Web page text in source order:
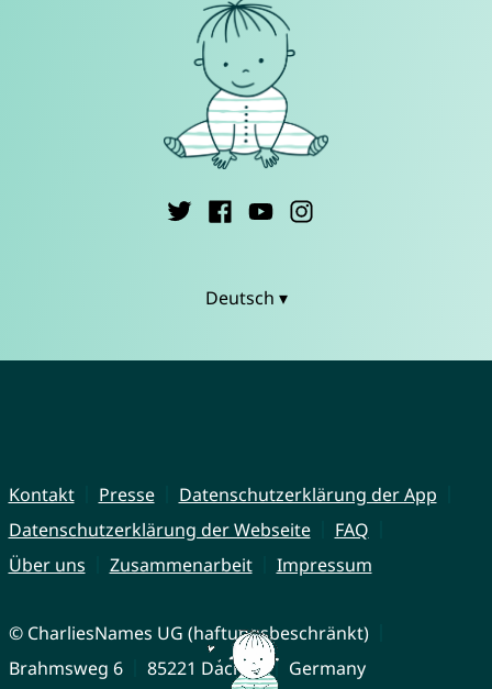
Deutsch ▾
Kontakt Presse
Datenschutzerklärung der App
Datenschutzerklärung der Webseite
FAQ
Über uns
Zusammenarbeit Impressum
© CharliesNames UG (haftungsbeschränkt)
Brahmsweg 6
85221 Dachau Germany